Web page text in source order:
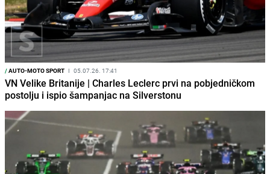
/AUTO-MOTO SPORT I 05.07.26. 17:41
VN Velike Britanije | Charles Leclerc prvi na pobjedničkom
postolju i ispio šampanjac na Silverstonu